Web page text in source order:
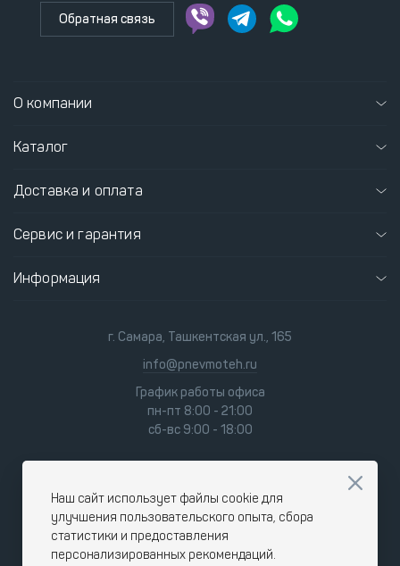
Обратная связь
О компании
Каталог
Доставка и оплата
Сервис и гарантия
Информация
г. Самара, Ташкентская ул., 165
info@pnevmoteh.ru
График работы офиса
пн-пт 8:00 - 21:00
сб-вс 9:00 - 18:00
Наш сайт использует файлы cookie для
улучшения пользовательского опыта, сбора
статистики и предоставления
персонализированных рекомендаций.